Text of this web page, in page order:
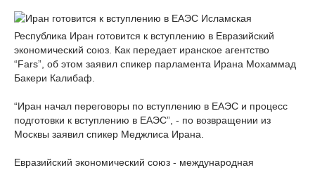
Исламская
Республика Иран готовится к вступлению в Евразийский
экономический союз. Как передает иранское агентство
“Fars”, об этом заявил спикер парламента Ирана Мохаммад
Бакери Калибаф.
“Иран начал переговоры по вступлению в ЕАЭС и процесс
подготовки к вступлению в ЕАЭС”, - по возвращении из
Москвы заявил спикер Меджлиса Ирана.
Евразийский экономический союз - международная